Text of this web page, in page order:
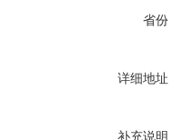
省份
详细地址
补充说明